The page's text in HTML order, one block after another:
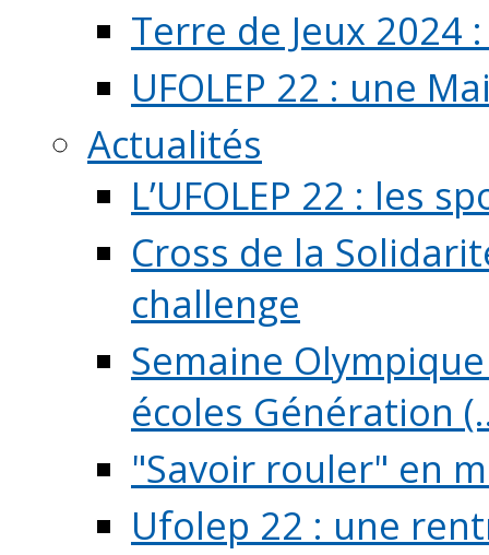
Terre de Jeux 2024
UFOLEP 22 : une
Actualités
L’UFOLEP 22 : les
Cross de la
challenge
Semaine
écoles Génération
"Savoir rouler" en
Ufolep 22 : une